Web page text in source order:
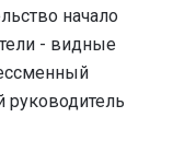
начало
- видные
руководитель